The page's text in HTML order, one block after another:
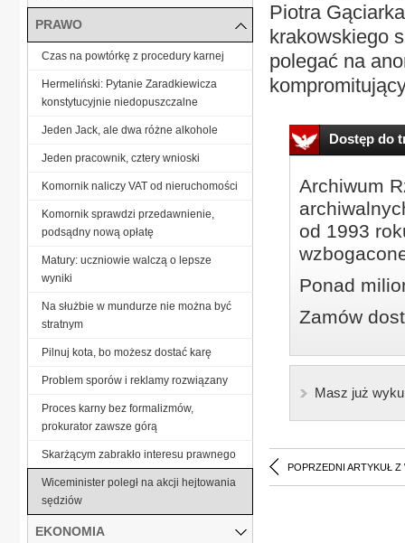
Piotra
krakowskiego
polegać na
Dostęp do
Archiwum
od 1993
Ponad
Zamów
Masz już
POPRZEDNI ARTYKUŁ Z
PRAWO
Czas na powtórkę z procedury karnej
Hermeliński: Pytanie Zaradkiewicza
konstytucyjnie niedopuszczalne
Jeden Jack, ale dwa różne alkohole
Jeden pracownik, cztery wnioski
Komornik naliczy VAT od nieruchomości
Komornik sprawdzi przedawnienie,
podsądny nową opłatę
Matury: uczniowie walczą o lepsze
wyniki
Na służbie w mundurze nie można być
stratnym
Pilnuj kota, bo możesz dostać karę
Problem sporów i reklamy rozwiązany
Proces karny bez formalizmów,
prokurator zawsze górą
Skarżącym zabrakło interesu prawnego
Wiceminister poległ na akcji hejtowania
sędziów
EKONOMIA